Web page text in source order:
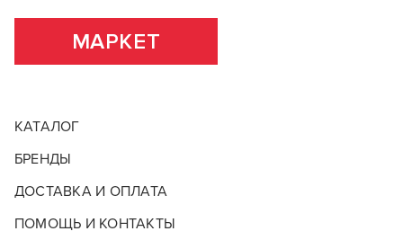
МАРКЕТ
КАТАЛОГ
БРЕНДЫ
ДОСТАВКА И ОПЛАТА
ПОМОЩЬ И КОНТАКТЫ